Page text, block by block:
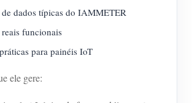
de dados típicas do IAMMETER
funcionais
para painéis IoT
ele gere: